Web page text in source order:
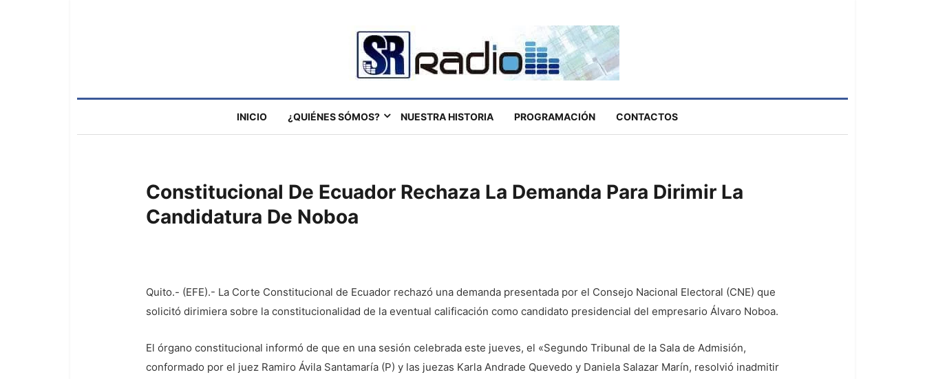
INICIO ¿QUIÉNES SÓMOS? NUESTRA HISTORIA PROGRAMACIÓN CONTACTOS
Constitucional De Ecuador Rechaza La Demanda Para Dirimir La
Candidatura De Noboa
Quito.- (EFE).- La Corte Constitucional de Ecuador rechazó una demanda presentada por el Consejo Nacional Electoral (CNE) que
solicitó dirimiera sobre la constitucionalidad de la eventual calificación como candidato presidencial del empresario Álvaro Noboa.
El órgano constitucional informó de que en una sesión celebrada este jueves, el «Segundo Tribunal de la Sala de Admisión,
conformado por el juez Ramiro Ávila Santamaría (P) y las juezas Karla Andrade Quevedo y Daniela Salazar Marín, resolvió inadmitir